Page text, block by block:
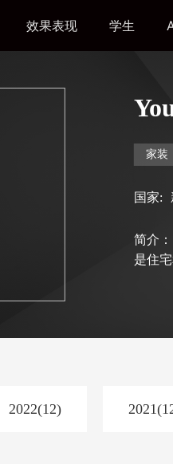
效果表现 学生
家装
国家:
简介
是住
2022(12)